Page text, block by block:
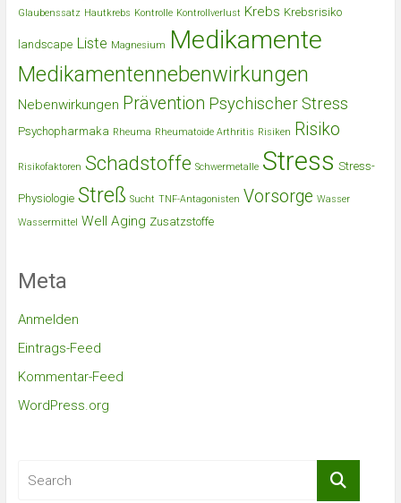
Glaubenssatz Hautkrebs Kontrolle Kontrollverlust Krebs Krebsrisiko
landscape Liste Magnesium Medikamente
Medikamentennebenwirkungen
Nebenwirkungen Prävention Psychischer Stress
Psychopharmaka Rheuma Rheumatoide Arthritis Risiken Risiko
Risikofaktoren Schadstoffe Schwermetalle Stress Stress-
Physiologie Streß Sucht TNF-Antagonisten Vorsorge Wasser
Wassermittel Well Aging Zusatzstoffe
Meta
Anmelden
Eintrags-Feed
Kommentar-Feed
WordPress.org